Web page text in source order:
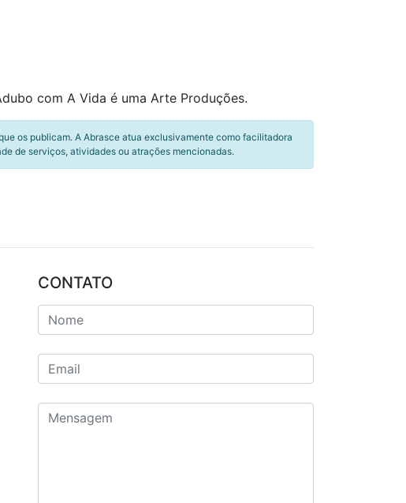
com A Vida é uma Arte Produções.
os publicam. A Abrasce atua exclusivamente como facilitadora
de serviços, atividades ou atrações mencionadas.
CONTATO